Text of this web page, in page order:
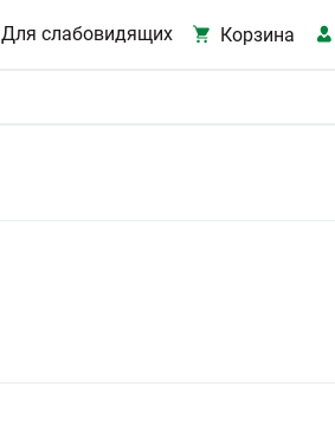
Для слабовидящих Корзина